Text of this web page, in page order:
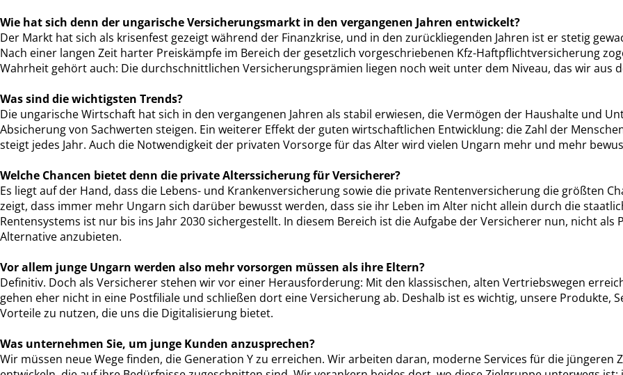
Wie hat sich denn der ungarische Versicherungsmarkt in den vergangenen Jahren entwickelt?
Der Markt hat sich als krisenfest gezeigt während der Finanzkrise, und in den zurückliegenden Jahren ist er stetig
Nach einer langen Zeit harter Preiskämpfe im Bereich der gesetzlich vorgeschriebenen Kfz-Haftpflichtversicherung
Wahrheit gehört auch: Die durchschnittlichen Versicherungsprämien liegen noch weit unter dem Niveau, das wir aus
Was sind die wichtigsten Trends?
Die ungarische Wirtschaft hat sich in den vergangenen Jahren als stabil erwiesen, die Vermögen der Haushalte und
Absicherung von Sachwerten steigen. Ein weiterer Effekt der guten wirtschaftlichen Entwicklung: die Zahl der
steigt jedes Jahr. Auch die Notwendigkeit der privaten Vorsorge für das Alter wird vielen Ungarn mehr und mehr
Welche Chancen bietet denn die private Alterssicherung für Versicherer?
Es liegt auf der Hand, dass die Lebens- und Krankenversicherung sowie die private Rentenversicherung die größten
zeigt, dass immer mehr Ungarn sich darüber bewusst werden, dass sie ihr Leben im Alter nicht allein durch die
Rentensystems ist nur bis ins Jahr 2030 sichergestellt. In diesem Bereich ist die Aufgabe der Versicherer nun, nicht
Alternative anzubieten.
Vor allem junge Ungarn werden also mehr vorsorgen müssen als ihre Eltern?
Definitiv. Doch als Versicherer stehen wir vor einer Herausforderung: Mit den klassischen, alten Vertriebswegen
gehen eher nicht in eine Postfiliale und schließen dort eine Versicherung ab. Deshalb ist es wichtig, unsere Produkte,
Vorteile zu nutzen, die uns die Digitalisierung bietet.
Was unternehmen Sie, um junge Kunden anzusprechen?
Wir müssen neue Wege finden, die Generation Y zu erreichen. Wir arbeiten daran, moderne Services für die